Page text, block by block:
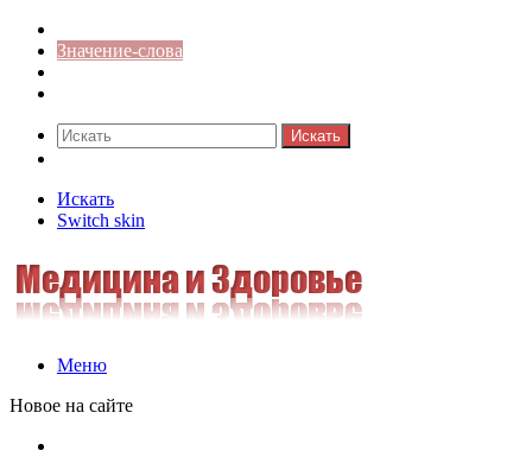
Значение-слова
Искать
Искать
Switch skin
Меню
Новое на сайте